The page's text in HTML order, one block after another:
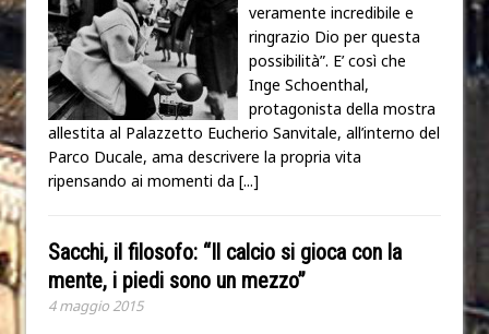
veramente incredibile e
ringrazio Dio per questa
possibilità”. E’ così che
Inge Schoenthal,
protagonista della mostra
allestita al Palazzetto Eucherio Sanvitale, all’interno del
Parco Ducale, ama descrivere la propria vita
ripensando ai momenti da [...]
Sacchi, il filosofo: “Il calcio si gioca con la
mente, i piedi sono un mezzo”
4 maggio 2015